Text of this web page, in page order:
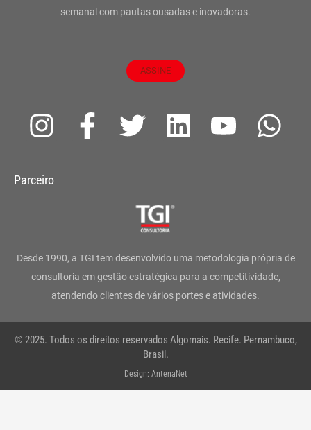
semanal com pautas ousadas e inovadoras.
ASSINE
I
s
g
r
a
m
F
a
o
o
k
-
T
t
e
r
L
d
i
n
Y
b
e
W
a
p
Parceiro
Desde 1990, a TGI tem desenvolvido uma metodologia própria de
consultoria em gestão estratégica para a competitividade,
atendendo clientes de vários portes e atividades.
© 2025. Todos os direitos reservados Algomais. Recife. Pernambuco,
Brasil.
Design: AntenaNet